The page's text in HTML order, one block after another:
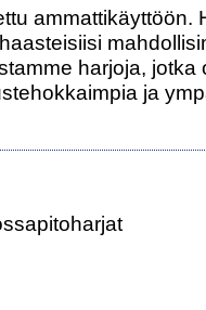
ammattikäyttöön.
harjoja, jotka
ja